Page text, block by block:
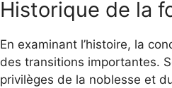
Historique de la
En examinant l’histoire, la
des transitions importantes.
privilèges de la noblesse et